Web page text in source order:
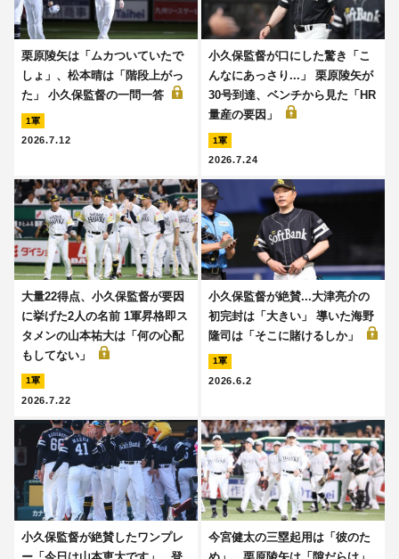
栗原陵矢は「ムカついていたで
しょ」、松本晴は「階段上がっ
た」 小久保監督の一問一答
1軍
2026.7.12
小久保監督が口にした驚き「こ
んなにあっさり...」 栗原陵矢が
30号到達、ベンチから見た「HR
量産の要因」
1軍
2026.7.24
大量22得点、小久保監督が要因
に挙げた2人の名前 1軍昇格即ス
タメンの山本祐大は「何の心配
もしてない」
1軍
2026.7.22
小久保監督が絶賛...大津亮介の
初完封は「大きい」 導いた海野
隆司は「そこに賭けるしか」
1軍
2026.6.2
小久保監督が絶賛したワンプレ
今宮健太の三塁起用は「彼のた